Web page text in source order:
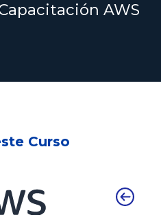
AWS
Curso